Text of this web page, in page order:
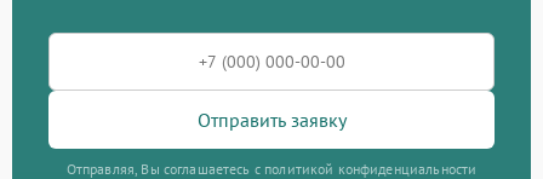
Отправить заявку
Отправляя, Вы соглашаетесь с политикой конфиденциальности